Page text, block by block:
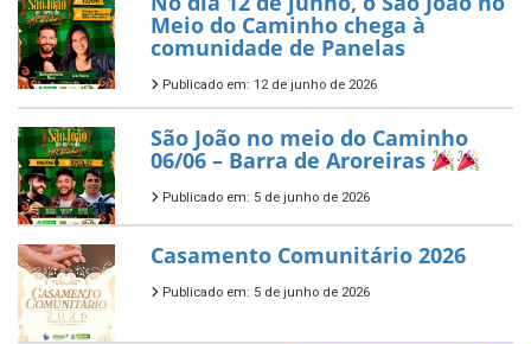
Meio do Caminho chega à
comunidade de Panelas
Publicado em: 12 de junho de 2026
São João no meio do Caminho
06/06 – Barra de Aroreiras
Publicado em: 5 de junho de 2026
Casamento Comunitário 2026
Publicado em: 5 de junho de 2026